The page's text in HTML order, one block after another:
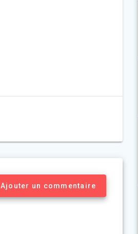
Ajouter un commentaire